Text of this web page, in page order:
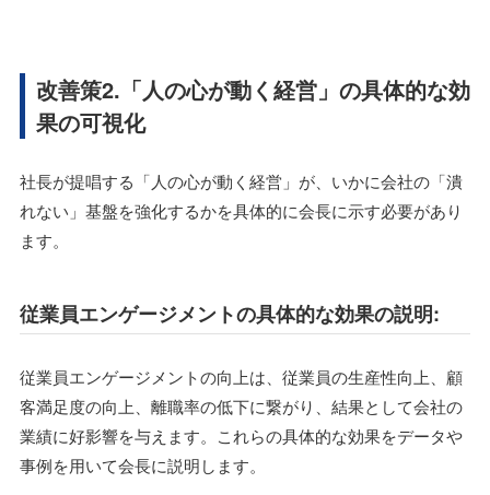
改善策2.「人の心が動く経営」の具体的な効
果の可視化
社長が提唱する「人の心が動く経営」が、いかに会社の「潰
れない」基盤を強化するかを具体的に会長に示す必要があり
ます。
従業員エンゲージメントの具体的な効果の説明:
従業員エンゲージメントの向上は、従業員の生産性向上、顧
客満足度の向上、離職率の低下に繋がり、結果として会社の
業績に好影響を与えます。これらの具体的な効果をデータや
事例を用いて会長に説明します。